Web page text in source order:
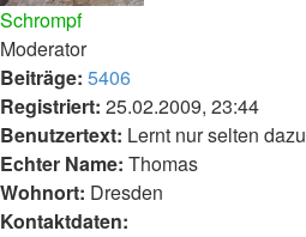
Schrompf
Moderator
Beiträge: 5406
Registriert: 25.02.2009, 23:44
Benutzertext: Lernt nur selten dazu
Echter Name: Thomas
Wohnort: Dresden
Kontaktdaten: